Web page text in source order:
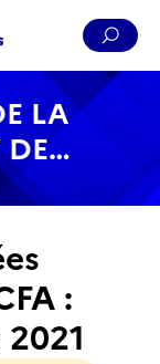
Pied de page
LA
: